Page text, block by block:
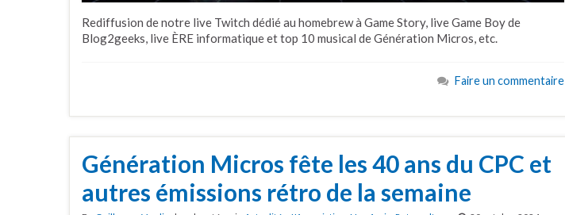
Rediffusion de notre live Twitch dédié au homebrew à Game Story, live Game Boy de
Blog2geeks, live ÈRE informatique et top 10 musical de Génération Micros, etc.
Faire un commentaire
Génération Micros fête les 40 ans du CPC et
autres émissions rétro de la semaine